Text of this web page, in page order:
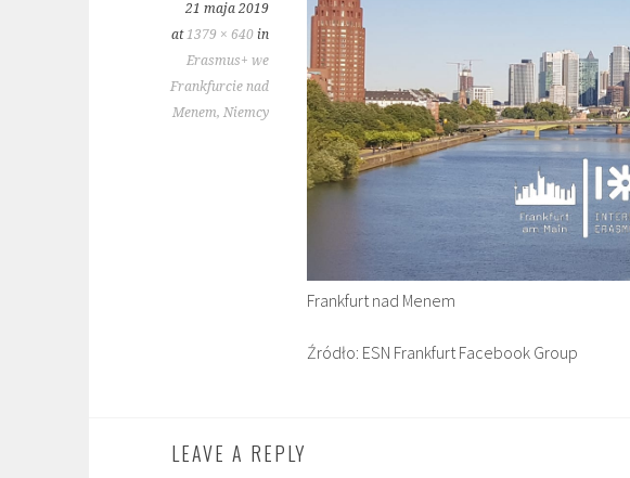
21 maja 2019
at1379 × 640 in
Erasmus+ we
Frankfurcie nad
Menem, Niemcy
Frankfurt nad Menem
Źródło: ESN Frankfurt Facebook Group
LEAVE A REPLY